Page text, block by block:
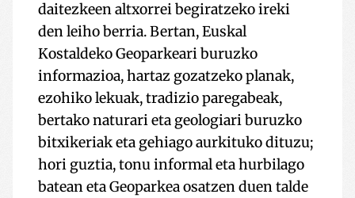
daitezkeen altxorrei begiratzeko ireki
den leiho berria. Bertan, Euskal
Kostaldeko Geoparkeari buruzko
informazioa, hartaz gozatzeko planak,
ezohiko lekuak, tradizio paregabeak,
bertako naturari eta geologiari buruzko
bitxikeriak eta gehiago aurkituko dituzu;
hori guztia, tonu informal eta hurbilago
batean eta Geoparkea osatzen duen talde